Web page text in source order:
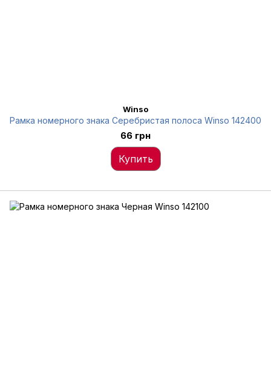
Winso
Рамка номерного знака Серебристая полоса Winso 142400
66 грн
Купить